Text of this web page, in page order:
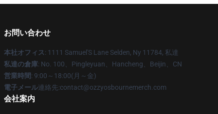
お問い合わせ
本社オフィス: 1111 Samuel'S Lane Selden, Ny 11784, 私達
私達の倉庫: No. 100、Pingleyuan、Hancheng、Beijin、CN
営業時間: 9:00～18:00(月～金)
電子メール連絡先:contact@ozzyosbournemerch.com
会社案内